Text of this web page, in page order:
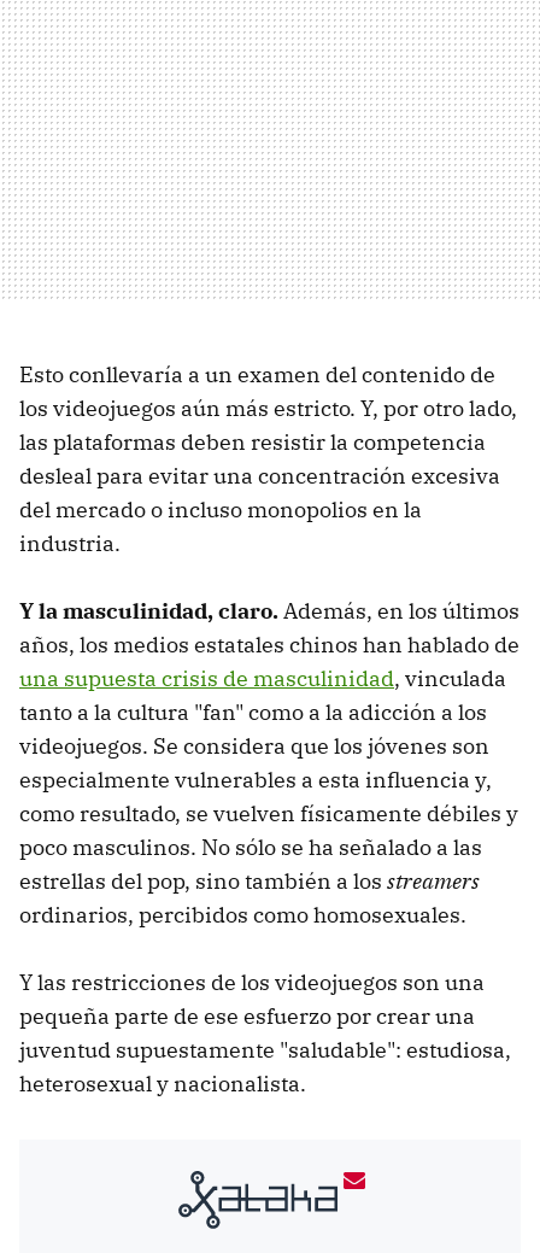
Esto conllevaría a un examen del contenido de
los videojuegos aún más estricto. Y, por otro lado,
las plataformas deben resistir la competencia
desleal para evitar una concentración excesiva
del mercado o incluso monopolios en la
industria.
Y la masculinidad, claro.Además, en los últimos
años, los medios estatales chinos han hablado de
una supuesta crisis de masculinidad, vinculada
tanto a la cultura "fan" como a la adicción a los
videojuegos. Se considera que los jóvenes son
especialmente vulnerables a esta influencia y,
como resultado, se vuelven físicamente débiles y
poco masculinos. No sólo se ha señalado a las
estrellas del pop, sino también a los streamers
ordinarios, percibidos como homosexuales.
Y las restricciones de los videojuegos son una
pequeña parte de ese esfuerzo por crear una
juventud supuestamente "saludable": estudiosa,
heterosexual y nacionalista.